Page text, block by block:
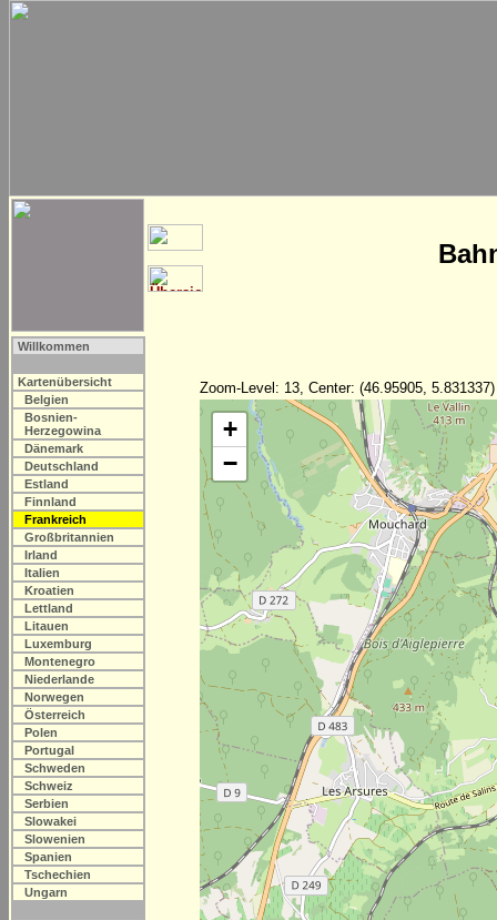
Willkommen
Kartenübersicht
Belgien
Bosnien-
Herzegowina
Dänemark
Deutschland
Estland
Finnland
Frankreich
Großbritannien
Irland
Italien
Kroatien
Lettland
Litauen
Luxemburg
Montenegro
Niederlande
Norwegen
Österreich
Polen
Portugal
Schweden
Schweiz
Serbien
Slowakei
Slowenien
Spanien
Tschechien
Ungarn
Zoom-Level: 13, Center: (46.95905, 5.831337)
+
−